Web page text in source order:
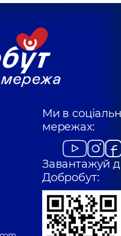
Ми в
мережах:
Завантажуй
Добробут: